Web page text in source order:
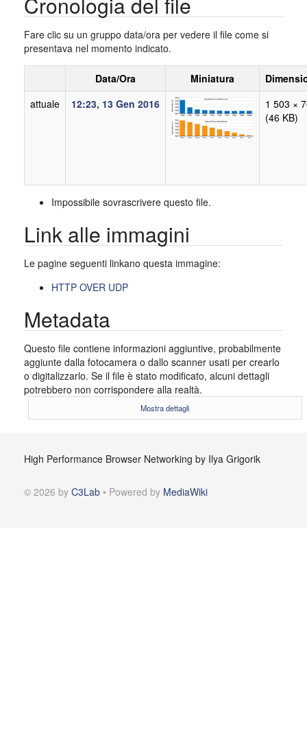
Fare clic su un gruppo data/ora per vedere il file come si
presentava nel momento indicato.
Data/Ora Miniatura
attuale
12:23, 13 Gen 2016
1 503 ×
(46 KB)
Impossibile sovrascrivere questo file.
Link alle immagini
Le pagine seguenti linkano questa immagine:
HTTP OVER UDP
Metadata
Questo file contiene informazioni aggiuntive, probabilmente
aggiunte dalla fotocamera o dallo scanner usati per crearlo
o digitalizzarlo. Se il file è stato modificato, alcuni dettagli
potrebbero non corrispondere alla realtà.
Mostra dettagli
High Performance Browser Networking by Ilya Grigorik
© 2026 by C3Lab • Powered by MediaWiki